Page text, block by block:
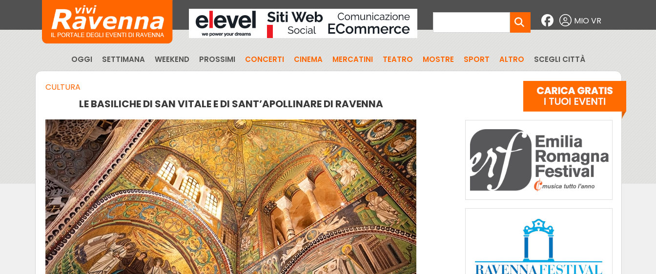
MIO VR
OGGI SETTIMANA WEEKEND PROSSIMI CONCERTI CINEMA MERCATINI TEATRO MOSTRE SPORT ALTRO SCEGLI CITTÀ
CULTURA
LE BASILICHE DI SAN VITALE E DI SANT’APOLLINARE DI RAVENNA